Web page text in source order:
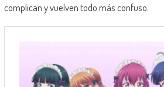
complican y vuelven todo más confuso.